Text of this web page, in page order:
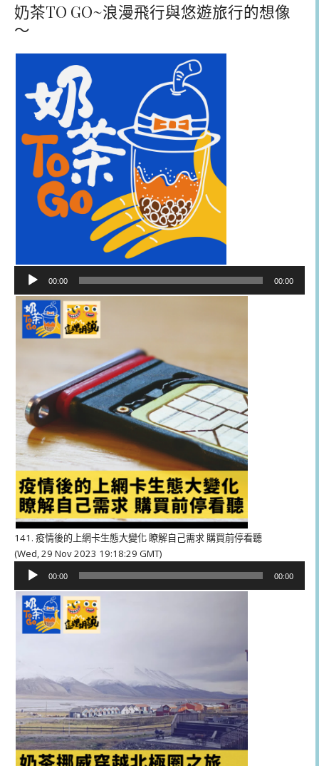
奶茶TO GO~浪漫飛行與悠遊旅行的想像
～
播
器
00:00 00:00
141. 疫情後的上網卡生態大變化 瞭解自己需求 購買前停看聽
(Wed, 29 Nov 2023 19:18:29 GMT)
播
器
00:00 00:00